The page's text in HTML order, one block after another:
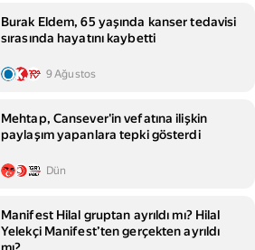
Burak Eldem, 65 yaşında kanser tedavisi
sırasında hayatını kaybetti
9 Ağustos
Mehtap, Cansever'in vefatına ilişkin
paylaşım yapanlara tepki gösterdi
Dün
Manifest Hilal gruptan ayrıldı mı? Hilal
Yelekçi Manifest’ten gerçekten ayrıldı